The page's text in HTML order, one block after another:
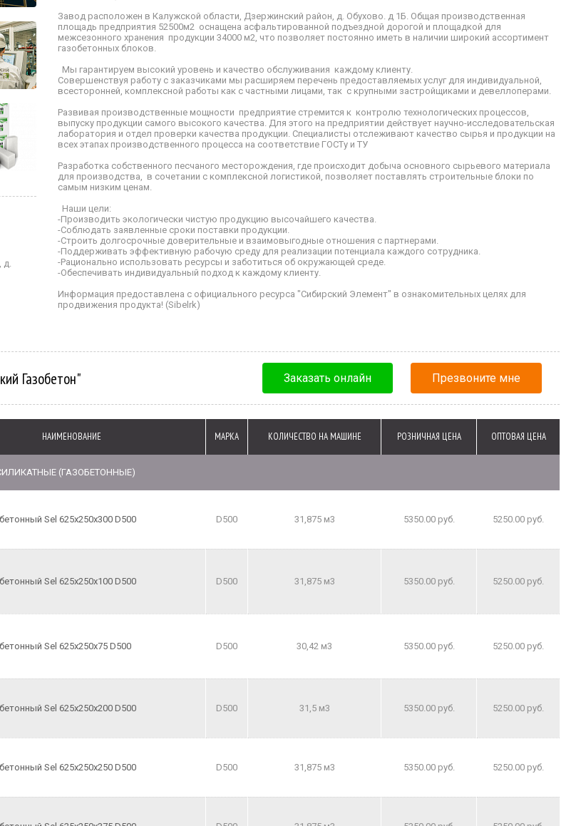
д.
Завод расположен в Калужской области, Дзержинский район, д. Обухово. д 1Б. Общая производственная
площадь предприятия 52500м2 оснащена асфальтированной подъездной дорогой и площадкой для
межсезонного хранения продукции 34000 м2, что позволяет постоянно иметь в наличии широкий ассортимент
газобетонных блоков.
Мы гарантируем высокий уровень и качество обслуживания каждому клиенту.
Совершенствуя работу с заказчиками мы расширяем перечень предоставляемых услуг для индивидуальной,
всесторонней, комплексной работы как с частными лицами, так с крупными застройщиками и девеллоперами.
Развивая производственные мощности предприятие стремится к контролю технологических процессов,
выпуску продукции самого высокого качества. Для этого на предприятии действует научно-исследовательская
лаборатория и отдел проверки качества продукции. Cпециалисты отслеживают качество сырья и продукции на
всех этапах производственного процесса на соответствие ГОСТу и ТУ
Разработка собственного песчаного месторождения, где происходит добыча основного сырьевого материала
для производства, в сочетании с комплексной логистикой, позволяет поставлять строительные блоки по
самым низким ценам.
Наши цели:
-Производить экологически чистую продукцию высочайшего качества.
-Соблюдать заявленные сроки поставки продукции.
-Строить долгосрочные доверительные и взаимовыгодные отношения с партнерами.
-Поддерживать эффективную рабочую среду для реализации потенциала каждого сотрудника.
-Рационально использовать ресурсы и заботиться об окружающей среде.
-Обеспечивать индивидуальный подход к каждому клиенту.
Информация предоставлена с официального ресурса "Сибирский Элемент" в ознакомительных целях для
продвижения продукта! (Sibelrk)
Газобетон" Презвоните мне
Заказать онлайн
НАИМЕНОВАНИЕ МАРКА КОЛИЧЕСТВО НА МАШИНЕ РОЗНИЧНАЯ ЦЕНА ОПТОВАЯ ЦЕНА
(ГАЗОБЕТОННЫЕ)
Sel 625x250x300 D500 D500 31,875 м3 5350.00 руб. 5250.00 руб.
Sel 625x250x100 D500 D500 31,875 м3 5350.00 руб. 5250.00 руб.
Sel 625x250x75 D500 D500 30,42 м3 5350.00 руб. 5250.00 руб.
Sel 625x250x200 D500 D500 31,5 м3 5350.00 руб. 5250.00 руб.
Sel 625x250x250 D500 D500 31,875 м3 5350.00 руб. 5250.00 руб.